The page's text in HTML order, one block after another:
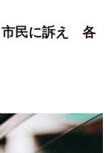
市民に訴え 各